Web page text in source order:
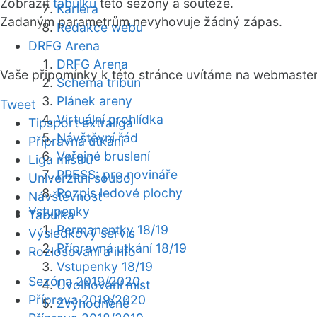
Kariéra
Redakce webu
DRFG Arena
DRFG Arena
Schéma tribun
Plánek areny
Virtuální prohlídka
Návštěvní řád
Veřejné bruslení
PRESS: pro novináře
Rozpis ledové plochy
Vstupenky
Permanentky 18/19
Přípravná utkání 18/19
Vstupenky 18/19
Uvolňování míst
Zvýhodněné
Zobrazit tabulku této sezóny a soutěže.
Zadaným parametrům nevyhovuje žádný zápas.
Vaše připomínky k této stránce uvítáme na webmaster
Tweet
Tipsport extraliga
Přípravná utkání
Liga mistrů
Univerzitní souboj
Návštěvnost
Tabulka
Výsledkový servis
Rozlosování a info
Sezóna 2019/2020
Příprava 2019/2020